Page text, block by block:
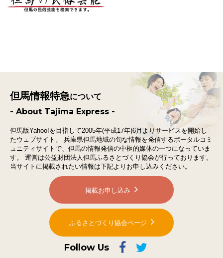
但馬情報特急について
- About Tajima Express -
但馬版Yahoo!を目指して2005年(平成17年)6月よりサービスを開始し
たウェブサイト。
兵庫県但馬地域の旬な情報を発信するポータルコミ
ュニティサイトで、 但馬の情報発信の中枢的媒体の一つになっていま
す。
運営は公益財団法人但馬ふるさとづくり協会が行っております。
当サイトに掲載されたい情報は下記よりお申し込みください。
掲載お申し込み
ふるさとづくり協会ページ
Follow Us